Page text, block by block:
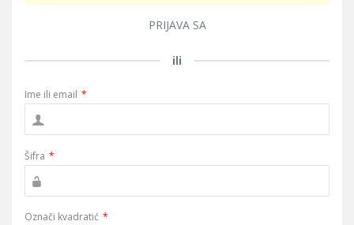
PRIJAVA SA
ili
Ime ili email *
Šifra *
Označi kvadratić *